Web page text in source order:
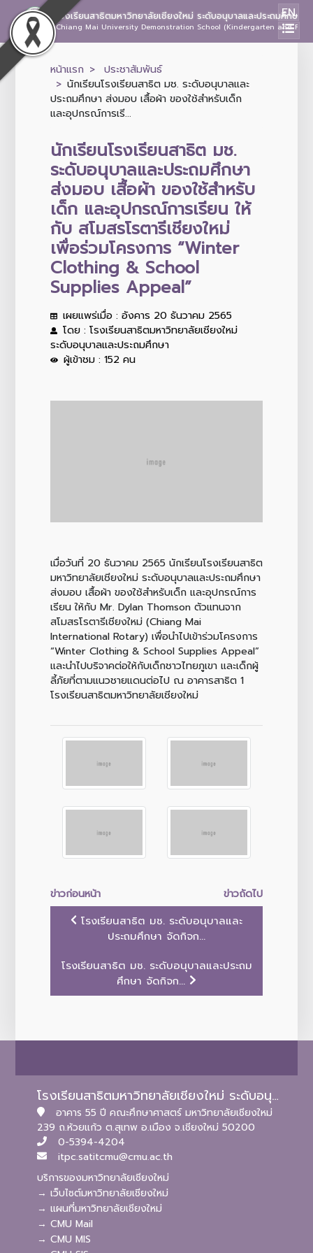
โรงเรียนสาธิตมหาวิทยาลัยเชียงใหม่ ระดับอนุบาลและประถมศึกษา
Chiang Mai University Demonstration School (Kindergarten and
EN
หน้าแรก
ประชาสัมพันธ์
นักเรียนโรงเรียนสาธิต มช. ระดับอนุบาลและ
ประถมศึกษา ส่งมอบ เสื้อผ้า ของใช้สำหรับเด็ก
และอุปกรณ์การเรี...
นักเรียนโรงเรียนสาธิต มช.
ระดับอนุบาลและประถมศึกษา
ส่งมอบ เสื้อผ้า ของใช้สำหรับ
เด็ก และอุปกรณ์การเรียน ให้
กับ สโมสรโรตารีเชียงใหม่
เพื่อร่วมโครงการ “Winter
Clothing & School
Supplies Appeal”
เผยแพร่เมื่อ : อังคาร 20 ธันวาคม 2565
โดย : โรงเรียนสาธิตมหาวิทยาลัยเชียงใหม่
ระดับอนุบาลและประถมศึกษา
ผู้เข้าชม : 152 คน
เมื่อวันที่ 20 ธันวาคม 2565 นักเรียนโรงเรียนสาธิต
มหาวิทยาลัยเชียงใหม่ ระดับอนุบาลและประถมศึกษา
ส่งมอบ เสื้อผ้า ของใช้สำหรับเด็ก และอุปกรณ์การ
เรียน ให้กับ Mr. Dylan Thomson ตัวแทนจาก
สโมสรโรตารีเชียงใหม่ (Chiang Mai
International Rotary) เพื่อนำไปเข้าร่วมโครงการ
“Winter Clothing & School Supplies Appeal”
และนำไปบริจาคต่อให้กับเด็กชาวไทยภูเขา และเด็กผู้
ลี้ภัยที่ตามแนวชายแดนต่อไป ณ อาคารสาธิต 1
โรงเรียนสาธิตมหาวิทยาลัยเชียงใหม่
ข่าวก่อนหน้า
ข่าวถัดไป
โรงเรียนสาธิต มช. ระดับอนุบาลและ
ประถมศึกษา จัดกิจก...
โรงเรียนสาธิต มช. ระดับอนุบาลและประถม
ศึกษา จัดกิจก...
โรงเรียนสาธิตมหาวิทยาลัยเชียงใหม่ ระดับอนุบาลและประถมศึกษา
อาคาร 55 ปี คณะศึกษาศาสตร์ มหาวิทยาลัยเชียงใหม่
239 ถ.ห้วยแก้ว ต.สุเทพ อ.เมือง จ.เชียงใหม่ 50200
0-5394-4204
itpc.satitcmu@cmu.ac.th
บริการของมหาวิทยาลัยเชียงใหม่
→ เว็บไซต์มหาวิทยาลัยเชียงใหม่
→ แผนที่มหาวิทยาลัยเชียงใหม่
→ CMU Mail
→ CMU MIS